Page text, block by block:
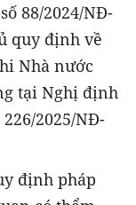
88/2024/NĐ-
quy định về
Nhà nước
tại Nghị định
2025/NĐ-
định pháp